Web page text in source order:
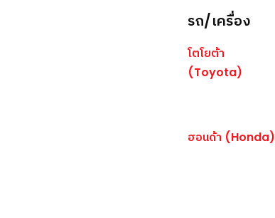
รถ/เครื่อง
โตโยต้า
(Toyota)
ฮอนด้า (Honda)